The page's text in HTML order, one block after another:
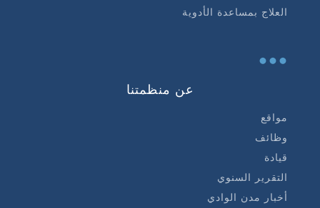
العلاج بمساعدة الأدوية
...
عن منظمتنا
مواقع
وظائف
قيادة
التقرير السنوي
أخبار مدن الوادي